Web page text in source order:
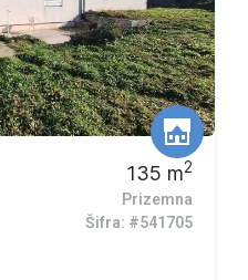
135 m2
Prizemna
Šifra: #541705